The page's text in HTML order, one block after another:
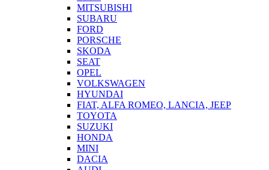
MITSUBISHI
SUBARU
FORD
PORSCHE
SKODA
SEAT
OPEL
VOLKSWAGEN
HYUNDAI
FIAT, ALFA ROMEO, LANCIA, JEEP
TOYOTA
SUZUKI
HONDA
MINI
DACIA